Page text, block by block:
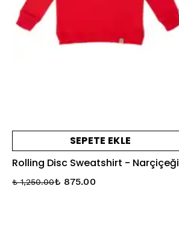
SEPETE EKLE
Rolling Disc Sweatshirt - Narçiçeği
₺ 1,250.00₺ 875.00